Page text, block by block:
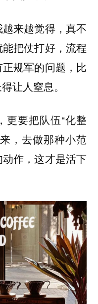
来越觉得，真不
把仗打好，流程
规军的问题，比
让人窒息。
更要把队伍“化整
，去做那种小范
作，这才是活下